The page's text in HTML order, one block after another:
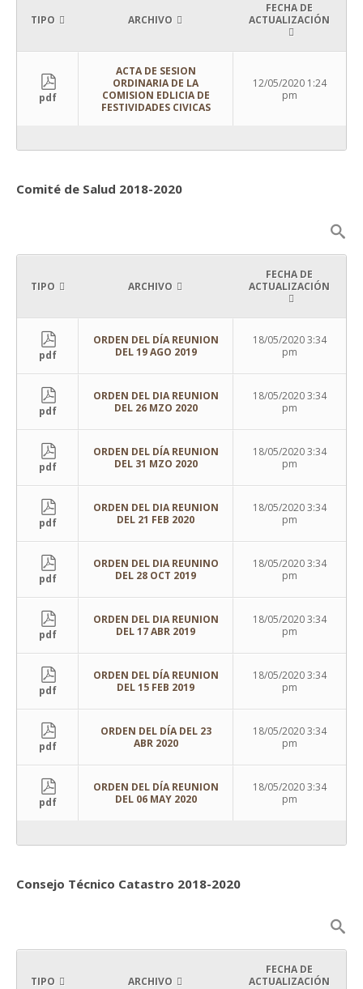
TIPO ARCHIVO
FECHA DE
ACTUALIZACIÓN
pdf
ACTA DE SESION
ORDINARIA DE LA
COMISION EDLICIA DE
FESTIVIDADES CIVICAS
12/05/2020 1:24
pm
Comité de Salud 2018-2020
TIPO ARCHIVO
FECHA DE
ACTUALIZACIÓN
pdf
ORDEN DEL DÍA REUNION
DEL 19 AGO 2019
18/05/2020 3:34
pm
pdf
ORDEN DEL DIA REUNION
DEL 26 MZO 2020
18/05/2020 3:34
pm
pdf
ORDEN DEL DÍA REUNION
DEL 31 MZO 2020
18/05/2020 3:34
pm
pdf
ORDEN DEL DIA REUNION
DEL 21 FEB 2020
18/05/2020 3:34
pm
pdf
ORDEN DEL DIA REUNINO
DEL 28 OCT 2019
18/05/2020 3:34
pm
pdf
ORDEN DEL DIA REUNION
DEL 17 ABR 2019
18/05/2020 3:34
pm
pdf
ORDEN DEL DÍA REUNION
DEL 15 FEB 2019
18/05/2020 3:34
pm
pdf
ORDEN DEL DÍA DEL 23
ABR 2020
18/05/2020 3:34
pm
pdf
ORDEN DEL DÍA REUNION
DEL 06 MAY 2020
18/05/2020 3:34
pm
Consejo Técnico Catastro 2018-2020
TIPO ARCHIVO
FECHA DE
ACTUALIZACIÓN